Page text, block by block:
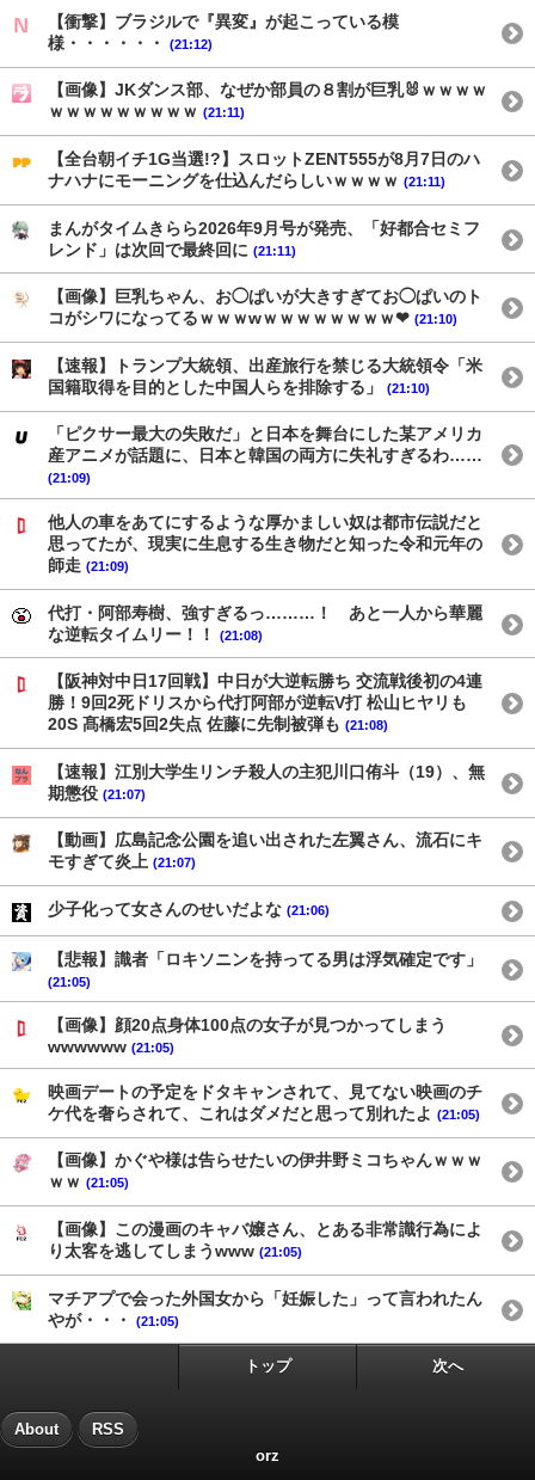
【衝撃】ブラジルで『異変』が起こっている模
様・・・・・・
(21:12)
【画像】JKダンス部、なぜか部員の８割が巨乳🐰ｗｗｗｗ
ｗｗｗｗｗｗｗｗｗ (21:11)
【全台朝イチ1G当選!?】スロットZENT555が8月7日のハ
ナハナにモーニングを仕込んだらしいｗｗｗｗ (21:11)
まんがタイムきらら2026年9月号が発売、「好都合セミフ
レンド」は次回で最終回に (21:11)
【画像】巨乳ちゃん、お◯ぱいが大きすぎてお◯ぱいのト
コがシワになってるｗｗｗwｗｗｗｗｗｗｗｗ❤ (21:10)
【速報】トランプ大統領、出産旅行を禁じる大統領令「米
国籍取得を目的とした中国人らを排除する」
(21:10)
「ピクサー最大の失敗だ」と日本を舞台にした某アメリカ
産アニメが話題に、日本と韓国の両方に失礼すぎるわ……
(21:09)
他人の車をあてにするような厚かましい奴は都市伝説だと
思ってたが、現実に生息する生き物だと知った令和元年の
師走 (21:09)
代打・阿部寿樹、強すぎるっ………！ あと一人から華麗
な逆転タイムリー！！
(21:08)
【阪神対中日17回戦】中日が大逆転勝ち 交流戦後初の4連
勝！9回2死ドリスから代打阿部が逆転V打 松山ヒヤリも
20S 髙橋宏5回2失点 佐藤に先制被弾も (21:08)
【速報】江別大学生リンチ殺人の主犯川口侑斗（19）、無
期懲役 (21:07)
【動画】広島記念公園を追い出された左翼さん、流石にキ
モすぎて炎上 (21:07)
少子化って女さんのせいだよな (21:06)
【悲報】識者「ロキソニンを持ってる男は浮気確定です」
(21:05)
【画像】顔20点身体100点の女子が見つかってしまう
wwwwww (21:05)
映画デートの予定をドタキャンされて、見てない映画のチ
ケ代を奢らされて、これはダメだと思って別れたよ (21:05)
【画像】かぐや様は告らせたいの伊井野ミコちゃんｗｗｗ
ｗｗ (21:05)
【画像】この漫画のキャバ嬢さん、とある非常識行為によ
り太客を逃してしまうwww (21:05)
マチアプで会った外国女から「妊娠した」って言われたん
やが・・・
(21:05)
トップ 次へ
About RSS
orz